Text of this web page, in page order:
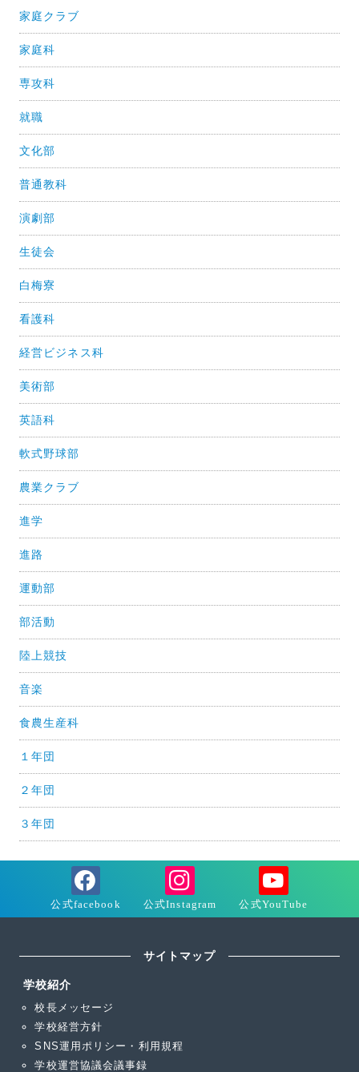
家庭クラブ
家庭科
専攻科
就職
文化部
普通教科
演劇部
生徒会
白梅寮
看護科
経営ビジネス科
美術部
英語科
軟式野球部
農業クラブ
進学
進路
運動部
部活動
陸上競技
音楽
食農生産科
１年団
２年団
３年団
サイトマップ
学校紹介
校長メッセージ
学校経営方針
SNS運用ポリシー・利用規程
学校運営協議会議事録